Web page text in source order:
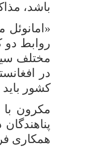
باشد،
«امانوئل
روابط دو
مختلف
در
کشور
مکرون
همکاری